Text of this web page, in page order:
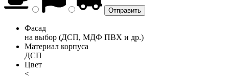
Фасад
на выбор (ДСП, МДФ ПВХ и др.)
Материал корпуса
ДСП
Цвет
<